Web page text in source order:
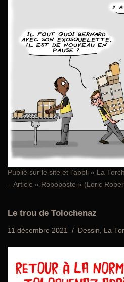
Publié sur le site et l’appli « La
– Article « Roboposte » (Loric
Le trou de Tolochenaz
11 décembre 2021 Dessin La